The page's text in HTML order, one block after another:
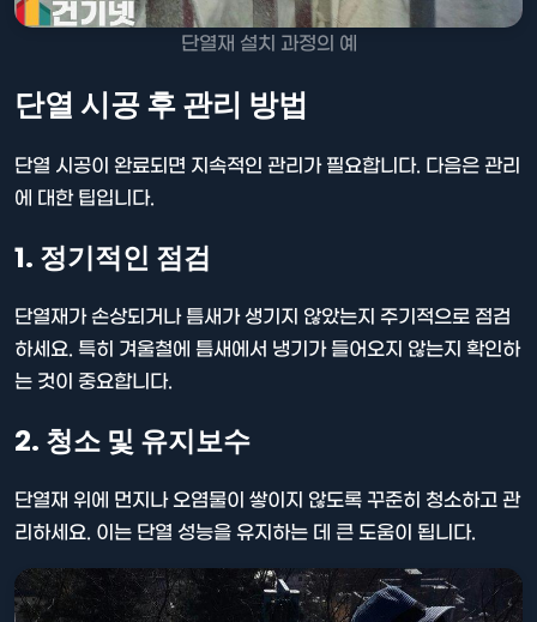
단열재 설치 과정의 예
단열 시공 후 관리 방법
단열 시공이 완료되면 지속적인 관리가 필요합니다. 다음은 관리
에 대한 팁입니다.
1. 정기적인 점검
단열재가 손상되거나 틈새가 생기지 않았는지 주기적으로 점검
하세요. 특히 겨울철에 틈새에서 냉기가 들어오지 않는지 확인하
는 것이 중요합니다.
2. 청소 및 유지보수
단열재 위에 먼지나 오염물이 쌓이지 않도록 꾸준히 청소하고 관
리하세요. 이는 단열 성능을 유지하는 데 큰 도움이 됩니다.